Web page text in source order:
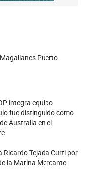
Puerto
integra equipo
fue distinguido como
Australia en el
Ricardo Tejada Curti por
la Marina Mercante